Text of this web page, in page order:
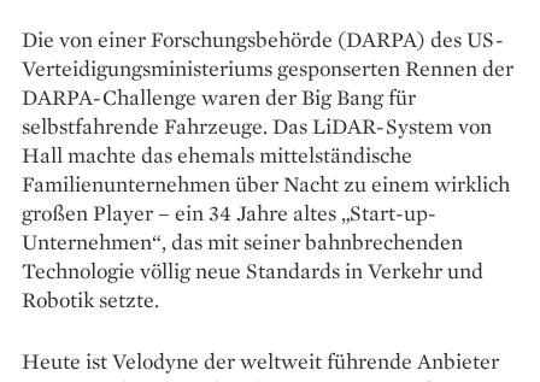
Die von einer Forschungsbehörde (DARPA) des US-
Verteidigungsministeriums gesponserten Rennen der
DARPA-Challenge waren der Big Bang für
selbstfahrende Fahrzeuge. Das ­LiDAR-System von
Hall machte das ehemals mittelständische
Familienunternehmen über Nacht zu einem wirklich
großen Player – ein 34 Jahre altes „Start-up-
Unternehmen“, das mit seiner bahnbrechenden
Technologie völlig neue Standards in Verkehr und
Robotik setzte.
Heute ist Velodyne der weltweit führende Anbieter